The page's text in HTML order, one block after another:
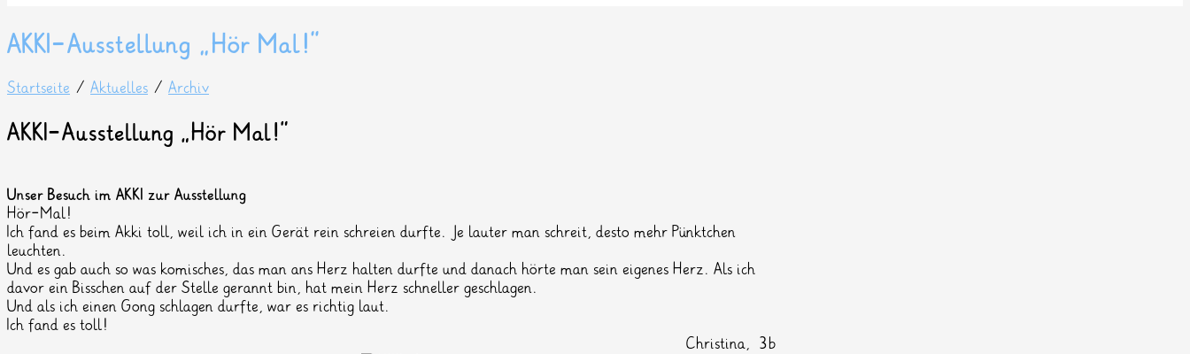
AKKI-Ausstellung „Hör Mal!“
Startseite / Aktuelles / Archiv
AKKI-Ausstellung „Hör Mal!“
Unser Besuch im AKKI zur Ausstellung
Hör-Mal!
Ich fand es beim Akki toll, weil ich in ein Gerät rein schreien durfte. Je lauter man schreit, desto mehr Pünktchen
leuchten.
Und es gab auch so was komisches, das man ans Herz halten durfte und danach hörte man sein eigenes Herz. Als ich
davor ein Bisschen auf der Stelle gerannt bin, hat mein Herz schneller geschlagen.
Und als ich einen Gong schlagen durfte, war es richtig laut.
Ich fand es toll!
Christina, 3b